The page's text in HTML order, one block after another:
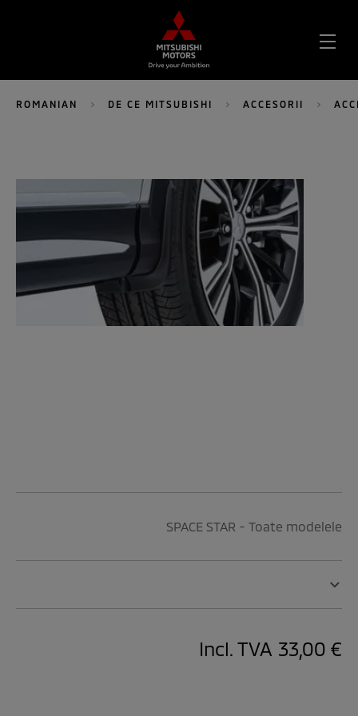
ROMANIAN DE CE MITSUBISHI ACCESORII
SPACE STAR - Toate modelele
Incl. TVA 33,00 €